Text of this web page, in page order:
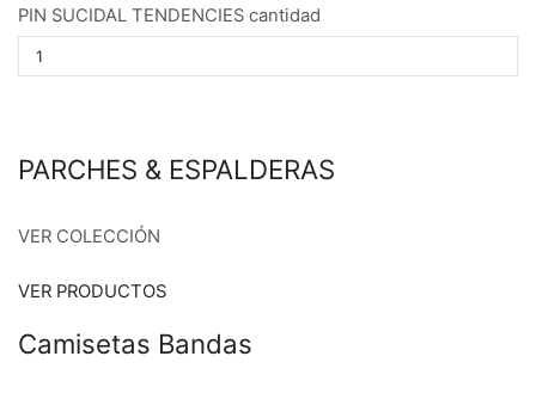
PIN SUCIDAL TENDENCIES cantidad
PARCHES & ESPALDERAS
VER COLECCIÓN
VER PRODUCTOS
Camisetas Bandas